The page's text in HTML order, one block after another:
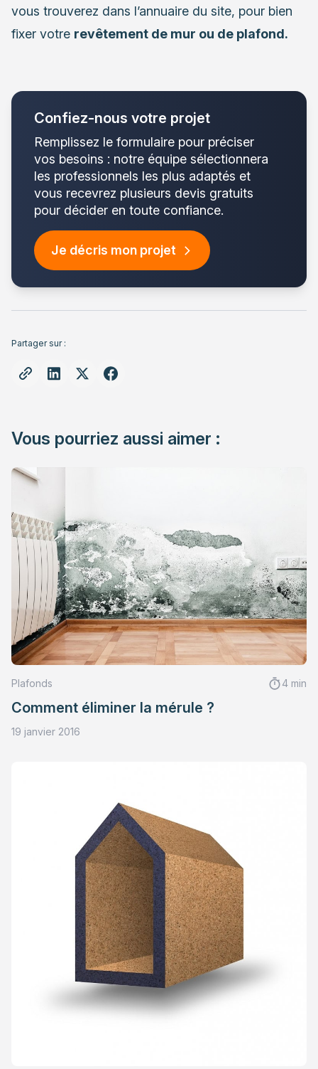
vous trouverez dans l’annuaire du site, pour bien
fixer votre revêtement de mur ou de plafond.
Confiez-nous votre projet
Remplissez le formulaire pour préciser
vos besoins : notre équipe sélectionnera
les professionnels les plus adaptés et
vous recevrez plusieurs devis gratuits
pour décider en toute confiance.
Je décris mon projet
Partager sur :
Vous pourriez aussi aimer :
Plafonds 4 min
Comment éliminer la mérule ?
19 janvier 2016